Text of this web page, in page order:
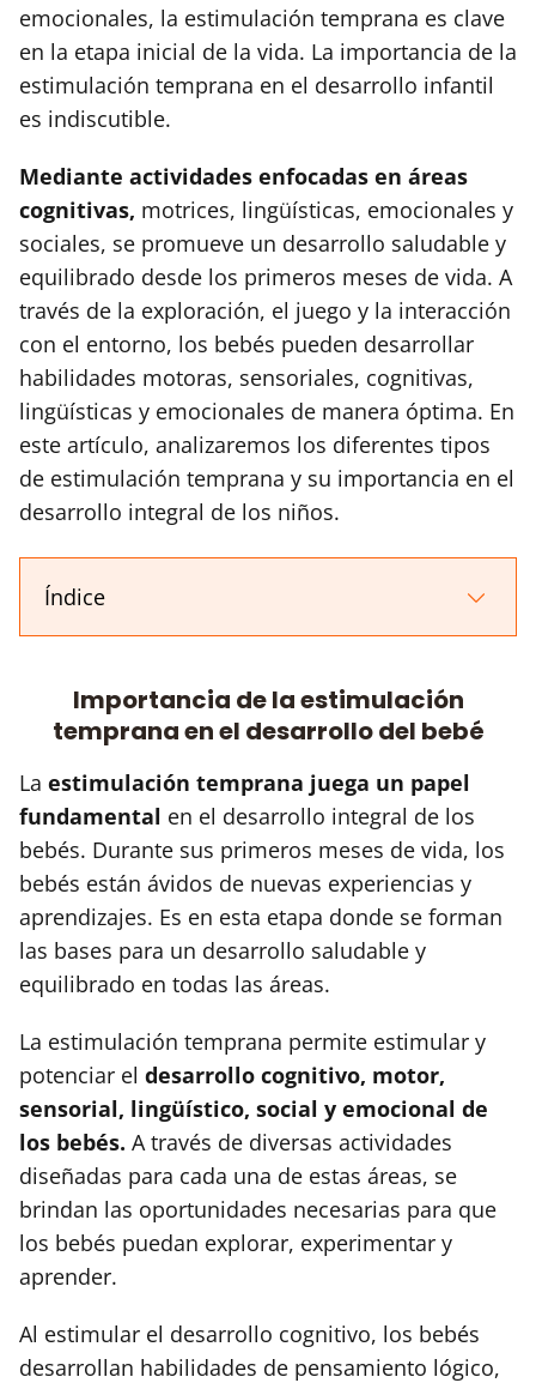
emocionales, la estimulación temprana es clave
en la etapa inicial de la vida. La importancia de la
estimulación temprana en el desarrollo infantil
es indiscutible.
Mediante actividades enfocadas en áreas
cognitivas, motrices, lingüísticas, emocionales y
sociales, se promueve un desarrollo saludable y
equilibrado desde los primeros meses de vida. A
través de la exploración, el juego y la interacción
con el entorno, los bebés pueden desarrollar
habilidades motoras, sensoriales, cognitivas,
lingüísticas y emocionales de manera óptima. En
este artículo, analizaremos los diferentes tipos
de estimulación temprana y su importancia en el
desarrollo integral de los niños.
Índice
Importancia de la estimulación
temprana en el desarrollo del bebé
La estimulación temprana juega un papel
fundamental en el desarrollo integral de los
bebés. Durante sus primeros meses de vida, los
bebés están ávidos de nuevas experiencias y
aprendizajes. Es en esta etapa donde se forman
las bases para un desarrollo saludable y
equilibrado en todas las áreas.
La estimulación temprana permite estimular y
potenciar el desarrollo cognitivo, motor,
sensorial, lingüístico, social y emocional de
los bebés. A través de diversas actividades
diseñadas para cada una de estas áreas, se
brindan las oportunidades necesarias para que
los bebés puedan explorar, experimentar y
aprender.
Al estimular el desarrollo cognitivo, los bebés
desarrollan habilidades de pensamiento lógico,